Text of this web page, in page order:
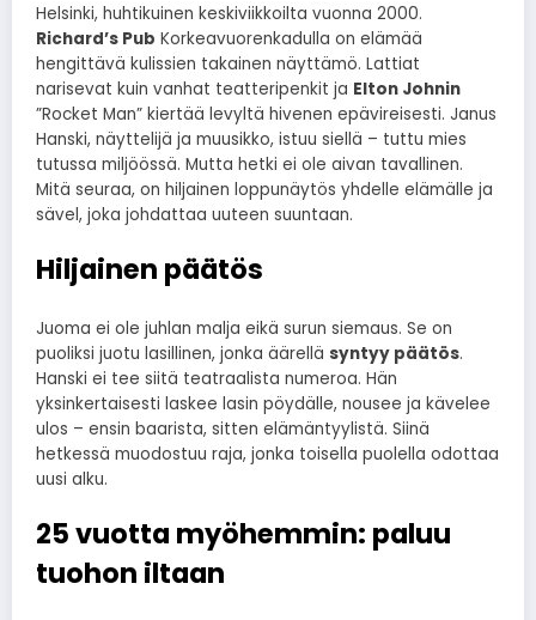
Helsinki, huhtikuinen keskiviikkoilta vuonna 2000.
Richard’s Pub Korkeavuorenkadulla on elämää
hengittävä kulissien takainen näyttämö. Lattiat
narisevat kuin vanhat teatteripenkit ja Elton Johnin
”Rocket Man” kiertää levyltä hivenen epävireisesti. Janus
Hanski, näyttelijä ja muusikko, istuu siellä – tuttu mies
tutussa miljöössä. Mutta hetki ei ole aivan tavallinen.
Mitä seuraa, on hiljainen loppunäytös yhdelle elämälle ja
sävel, joka johdattaa uuteen suuntaan.
Hiljainen päätös
Juoma ei ole juhlan malja eikä surun siemaus. Se on
puoliksi juotu lasillinen, jonka äärellä syntyy päätös.
Hanski ei tee siitä teatraalista numeroa. Hän
yksinkertaisesti laskee lasin pöydälle, nousee ja kävelee
ulos – ensin baarista, sitten elämäntyylistä. Siinä
hetkessä muodostuu raja, jonka toisella puolella odottaa
uusi alku.
25 vuotta myöhemmin: paluu
tuohon iltaan